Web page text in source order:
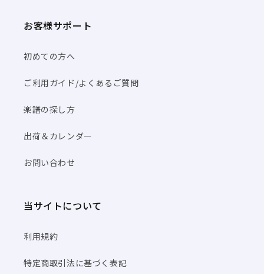
お客様サポート
初めての方へ
ご利用ガイド/よくあるご質問
楽譜の探し方
出荷＆カレンダー
お問い合わせ
当サイトについて
利用規約
特定商取引法に基づく表記